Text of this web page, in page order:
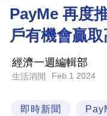
財
商
業
科
PayMe 再度
戶有機會贏
經濟一週編輯部
生活消閒 Feb 1 2024
即時新聞